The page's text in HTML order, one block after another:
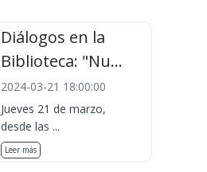
Diálogos en la
Biblioteca: "Nu...
2024-03-21 18:00:00
Jueves 21 de marzo,
desde las ...
Leer más